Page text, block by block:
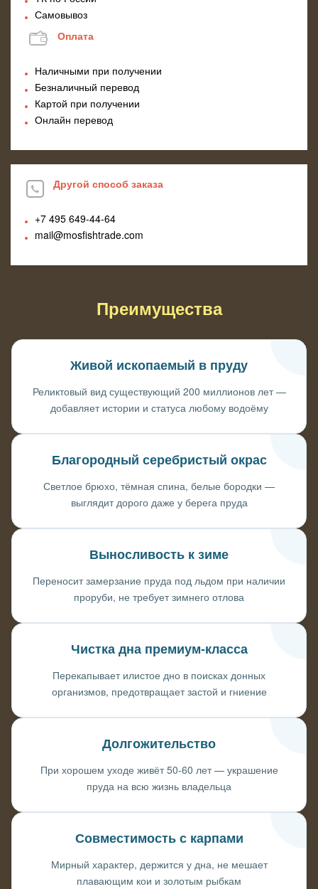
Самовывоз
Оплата
Наличными при получении
Безналичный перевод
Картой при получении
Онлайн перевод
Другой способ заказа
+7 495 649-44-64
mail@mosfishtrade.com
Преимущества
Живой ископаемый в пруду
Реликтовый вид существующий 200 миллионов лет —
добавляет истории и статуса любому водоёму
Благородный серебристый окрас
Светлое брюхо, тёмная спина, белые бородки —
выглядит дорого даже у берега пруда
Выносливость к зиме
Переносит замерзание пруда под льдом при наличии
проруби, не требует зимнего отлова
Чистка дна премиум-класса
Перекапывает илистое дно в поисках донных
организмов, предотвращает застой и гниение
Долгожительство
При хорошем уходе живёт 50-60 лет — украшение
пруда на всю жизнь владельца
Совместимость с карпами
Мирный характер, держится у дна, не мешает
плавающим кои и золотым рыбкам